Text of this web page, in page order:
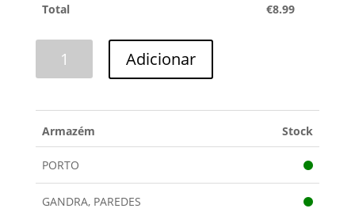
Total €8.99
Adicionar
Armazém Stock
PORTO
GANDRA, PAREDES